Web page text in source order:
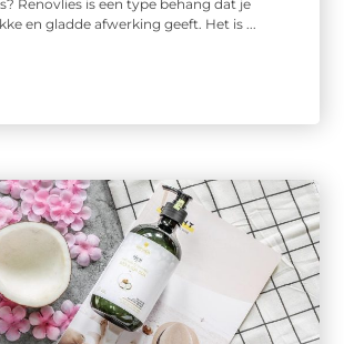
Renovlies is een type behang dat je
en gladde afwerking geeft. Het is ...